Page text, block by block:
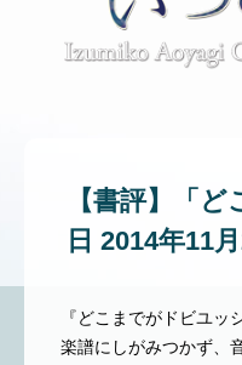
【書評】「
日 2014年11
『どこまでがドビユ
楽譜にしがみつかず、